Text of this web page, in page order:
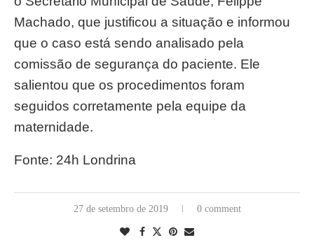
Machado, que justificou a situação e informou
que o caso está sendo analisado pela
comissão de segurança do paciente. Ele
salientou que os procedimentos foram
seguidos corretamente pela equipe da
maternidade.
Fonte: 24h Londrina
27 de setembro de 2019 0 comment